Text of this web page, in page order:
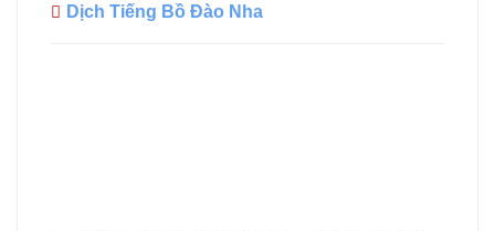
Dịch Tiếng Bồ Đào Nha